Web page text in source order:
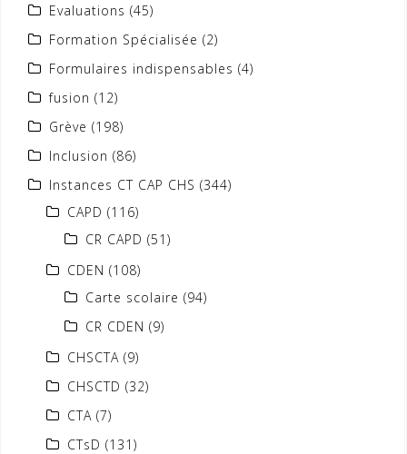
Evaluations (45)
Formation Spécialisée (2)
Formulaires indispensables (4)
fusion (12)
Grève (198)
Inclusion (86)
Instances CT CAP CHS (344)
CAPD (116)
CR CAPD (51)
CDEN (108)
Carte scolaire (94)
CR CDEN (9)
CHSCTA (9)
CHSCTD (32)
CTA (7)
CTsD (131)